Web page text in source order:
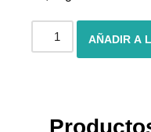
AÑADIR A